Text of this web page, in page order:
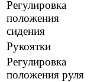
Регулировка
положения
сидения
Рукоятки
Регулировка
положения руля